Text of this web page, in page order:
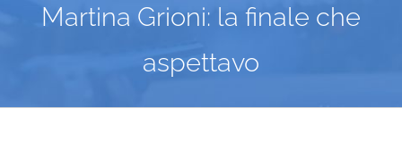
Martina Grioni: la finale che
aspettavo